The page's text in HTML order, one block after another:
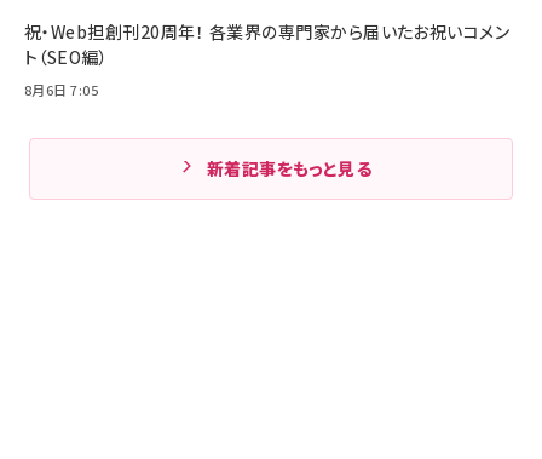
祝・Web担創刊20周年！ 各業界の専門家から届いたお祝いコメン
ト（SEO編）
8月6日 7:05
新着記事をもっと見る